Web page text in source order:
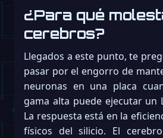
¿Para qué
cerebros?
Llegados a este punto, te
pasar por el engorro de
neuronas en una placa
gama alta puede ejecutar un
La respuesta está en la
físicos del silicio. El